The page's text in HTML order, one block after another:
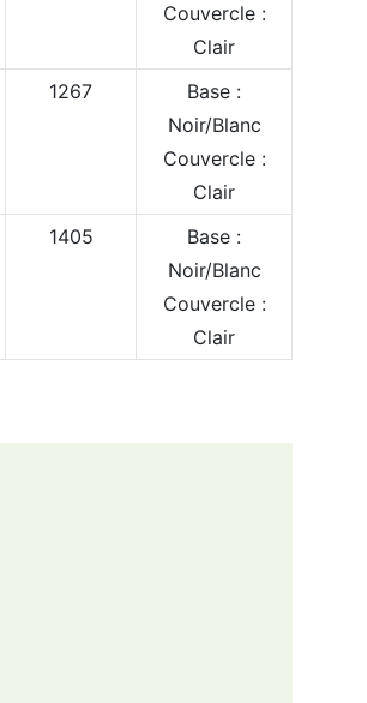
Couvercle :
Clair
1267
Base :
Noir/Blanc
Couvercle :
Clair
1405
Base :
Noir/Blanc
Couvercle :
Clair